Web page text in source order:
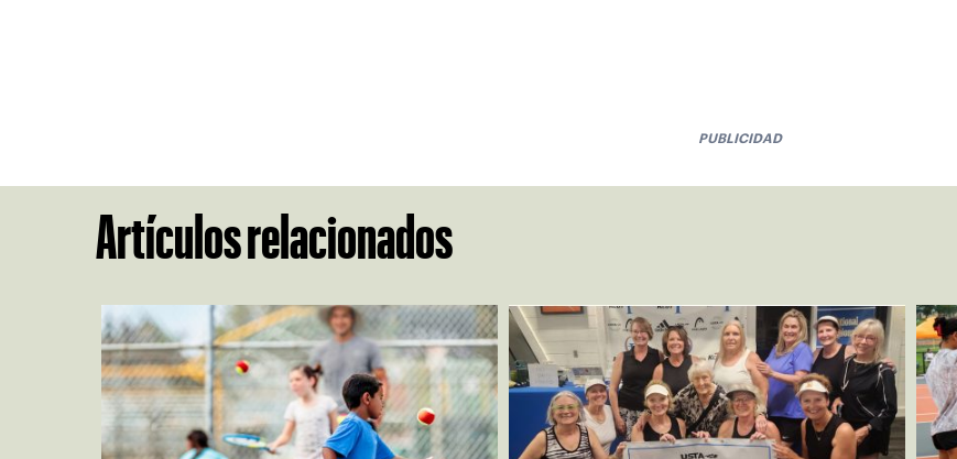
PUBLICIDAD
Artículos relacionados